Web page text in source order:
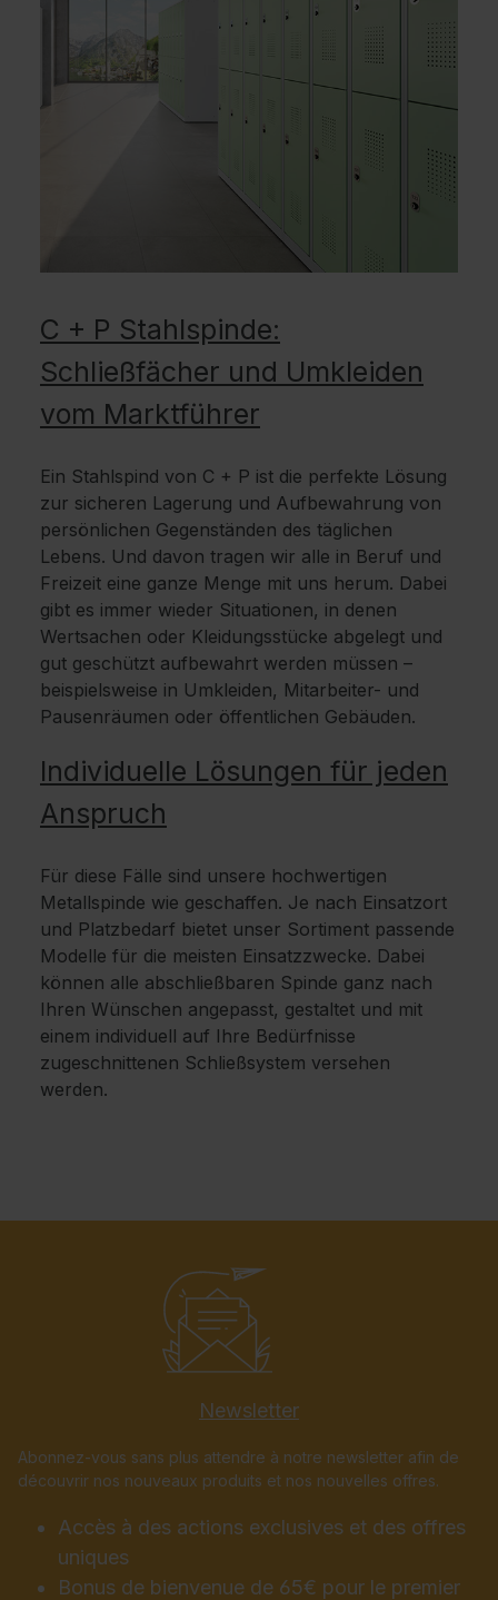
C + P Stahlspinde:
Schließfächer und Umkleiden
vom Marktführer
Ein Stahlspind von C + P ist die perfekte Lösung
zur sicheren Lagerung und Aufbewahrung von
persönlichen Gegenständen des täglichen
Lebens. Und davon tragen wir alle in Beruf und
Freizeit eine ganze Menge mit uns herum. Dabei
gibt es immer wieder Situationen, in denen
Wertsachen oder Kleidungsstücke abgelegt und
gut geschützt aufbewahrt werden müssen –
beispielsweise in Umkleiden, Mitarbeiter- und
Pausenräumen oder öffentlichen Gebäuden.
Individuelle Lösungen für jeden
Anspruch
Für diese Fälle sind unsere hochwertigen
Metallspinde wie geschaffen. Je nach Einsatzort
und Platzbedarf bietet unser Sortiment passende
Modelle für die meisten Einsatzzwecke. Dabei
können alle abschließbaren Spinde ganz nach
Ihren Wünschen angepasst, gestaltet und mit
einem individuell auf Ihre Bedürfnisse
zugeschnittenen Schließsystem versehen
werden.
Newsletter
Abonnez-vous sans plus attendre à notre newsletter afin de
découvrir nos nouveaux produits et nos nouvelles offres.
Accès à des actions exclusives et des offres
uniques
Bonus de bienvenue de 65€ pour le premier